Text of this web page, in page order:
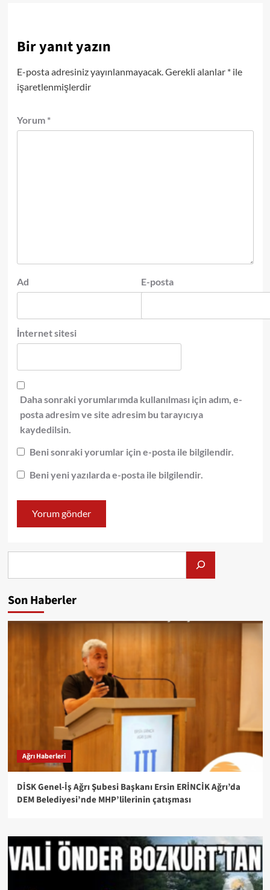
Bir yanıt yazın
E-posta adresiniz yayınlanmayacak.Gerekli alanlar *ile
işaretlenmişlerdir
Yorum *
Ad E-posta
İnternet sitesi
Daha sonraki yorumlarımda kullanılması için adım, e-
posta adresim ve site adresim bu tarayıcıya
kaydedilsin.
Beni sonraki yorumlar için e-posta ile bilgilendir.
Beni yeni yazılarda e-posta ile bilgilendir.
Son Haberler
Ağrı Haberleri
DİSK Genel-İş Ağrı Şubesi Başkanı Ersin ERİNCİK Ağrı’da
DEM Belediyesi’nde MHP’lilerinin çatışması